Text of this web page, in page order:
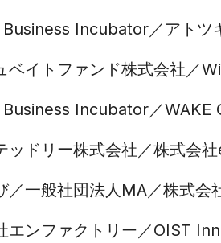
Incubator アトツ
ベイトファンド株式会社
Incubator WAKE
ッドリー株式会社 株式会
一般社団法人MA 株式会
エンファクトリー OIST